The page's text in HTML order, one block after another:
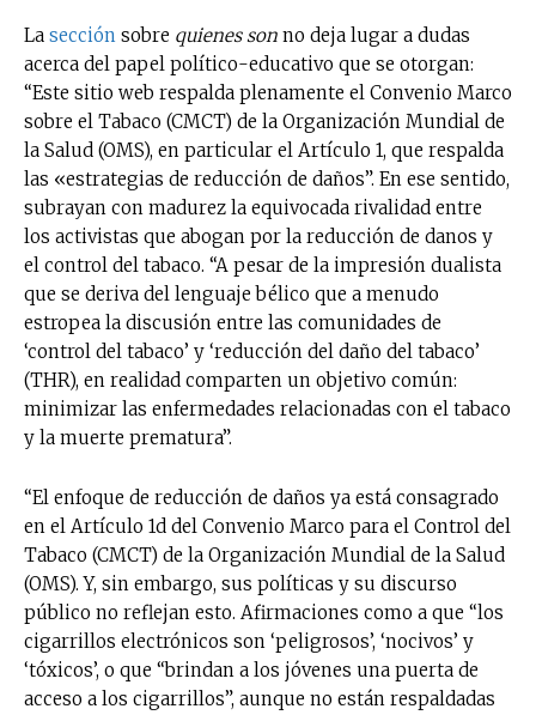
La sección sobre quienes son no deja lugar a dudas
acerca del papel político-educativo que se otorgan:
“Este sitio web respalda plenamente el Convenio Marco
sobre el Tabaco (CMCT) de la Organización Mundial de
la Salud (OMS), en particular el Artículo 1, que respalda
las «estrategias de reducción de daños”. En ese sentido,
subrayan con madurez la equivocada rivalidad entre
los activistas que abogan por la reducción de danos y
el control del tabaco. “A pesar de la impresión dualista
que se deriva del lenguaje bélico que a menudo
estropea la discusión entre las comunidades de
‘control del tabaco’ y ‘reducción del daño del tabaco’
(THR), en realidad comparten un objetivo común:
minimizar las enfermedades relacionadas con el tabaco
y la muerte prematura”.
“El enfoque de reducción de daños ya está consagrado
en el Artículo 1d del Convenio Marco para el Control del
Tabaco (CMCT) de la Organización Mundial de la Salud
(OMS). Y, sin embargo, sus políticas y su discurso
público no reflejan esto. Afirmaciones como a que “los
cigarrillos electrónicos son ‘peligrosos’, ‘nocivos’ y
‘tóxicos’, o que “brindan a los jóvenes una puerta de
acceso a los cigarrillos”, aunque no están respaldadas